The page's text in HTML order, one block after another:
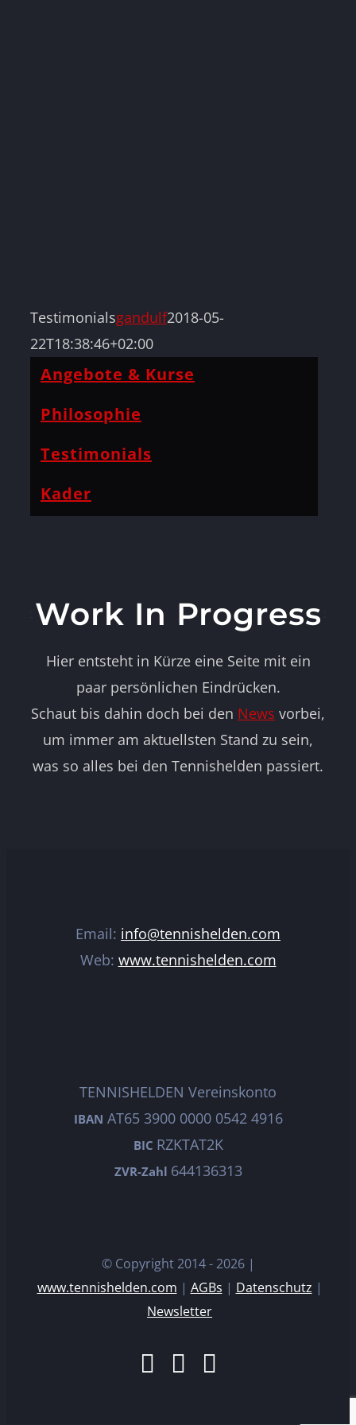
Testimonialsgandulf2018-05-
22T18:38:46+02:00
Angebote & Kurse
Philosophie
Testimonials
Kader
Work In Progress
Hier entsteht in Kürze eine Seite mit ein
paar persönlichen Eindrücken.
Schaut bis dahin doch bei den News vorbei,
um immer am aktuellsten Stand zu sein,
was so alles bei den Tennishelden passiert.
Email: info@tennishelden.com
Web: www.tennishelden.com
TENNISHELDEN Vereinskonto
IBAN AT65 3900 0000 0542 4916
BIC RZKTAT2K
ZVR-Zahl 644136313
© Copyright 2014 -2026 |
www.tennishelden.com | AGBs | Datenschutz |
Newsletter
Facebook
Instagram